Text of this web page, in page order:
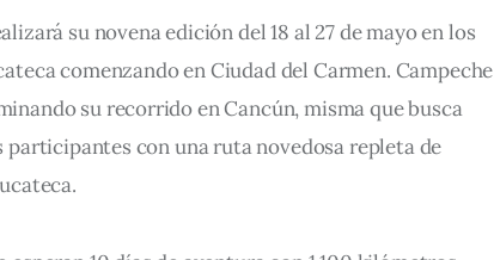
su novena edición del 18 al 27 de mayo en los
comenzando en Ciudad del Carmen. Campeche
su recorrido en Cancún, misma que busca
con una ruta novedosa repleta de